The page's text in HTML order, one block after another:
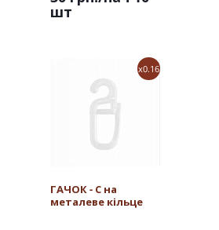
шт
x0.16
ГАЧОК - С на
металеве кільце